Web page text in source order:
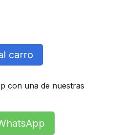
carro
con una de nuestras